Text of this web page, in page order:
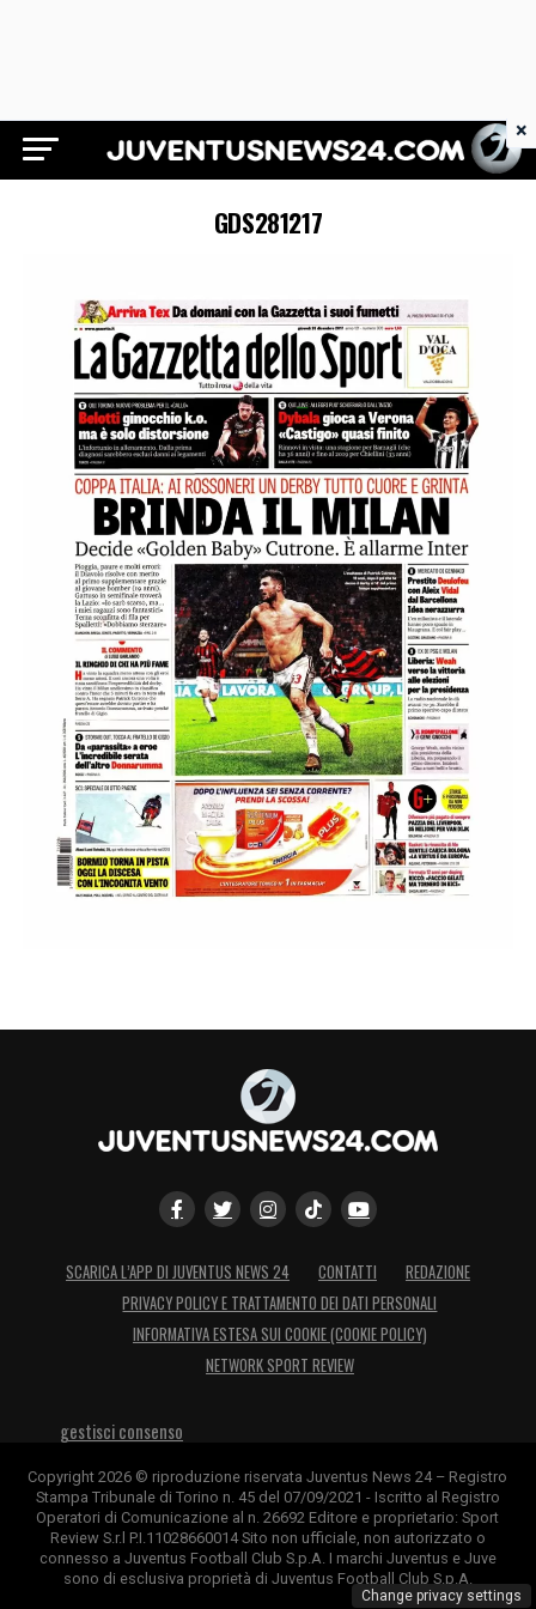
Juventus News 24
GDS281217
SCARICA L’APP DI JUVENTUS NEWS 24 CONTATTI
REDAZIONE
PRIVACY POLICY E TRATTAMENTO DEI DATI PERSONALI
INFORMATIVA ESTESA SUI COOKIE (COOKIE POLICY)
NETWORK SPORT REVIEW
gestisci consenso
Copyright 2026 © riproduzione riservata Juventus News 24 – Registro
Stampa Tribunale di Torino n. 45 del 07/09/2021 - Iscritto al Registro
Operatori di Comunicazione al n. 26692 Editore e proprietario: Sport
Review S.r.l P.I.11028660014 Sito non ufficiale, non autorizzato o
connesso a Juventus Football Club S.p.A. I marchi Juventus e Juve
sono di esclusiva proprietà di Juventus Football Club S.p.A.
Change privacy settings
×